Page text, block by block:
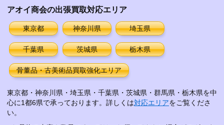
アオイ商会の出張買取対応エリア
東京都 神奈川県 埼玉県
千葉県 茨城県 栃木県
骨董品・古美術品買取強化エリア
東京都・神奈川県・埼玉県・千葉県・茨城県・群馬県・栃木県を中
心に1都6県で承っております。詳しくは対応エリアをご覧くださ
い。